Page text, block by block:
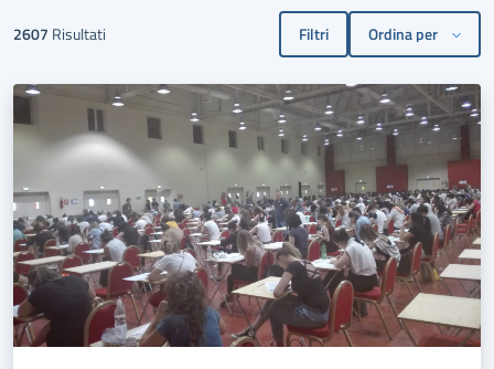
2607 Risultati Filtri